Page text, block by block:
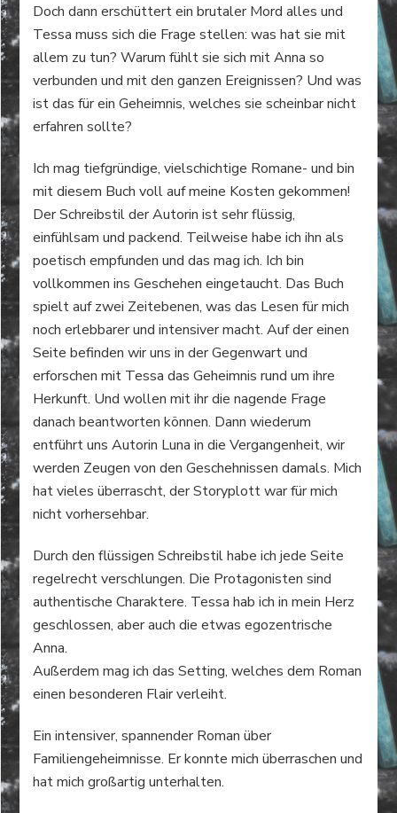
Doch dann erschüttert ein brutaler Mord alles und
Tessa muss sich die Frage stellen: was hat sie mit
allem zu tun? Warum fühlt sie sich mit Anna so
verbunden und mit den ganzen Ereignissen? Und was
ist das für ein Geheimnis, welches sie scheinbar nicht
erfahren sollte?
Ich mag tiefgründige, vielschichtige Romane- und bin
mit diesem Buch voll auf meine Kosten gekommen!
Der Schreibstil der Autorin ist sehr flüssig,
einfühlsam und packend. Teilweise habe ich ihn als
poetisch empfunden und das mag ich. Ich bin
vollkommen ins Geschehen eingetaucht. Das Buch
spielt auf zwei Zeitebenen, was das Lesen für mich
noch erlebbarer und intensiver macht. Auf der einen
Seite befinden wir uns in der Gegenwart und
erforschen mit Tessa das Geheimnis rund um ihre
Herkunft. Und wollen mit ihr die nagende Frage
danach beantworten können. Dann wiederum
entführt uns Autorin Luna in die Vergangenheit, wir
werden Zeugen von den Geschehnissen damals. Mich
hat vieles überrascht, der Storyplott war für mich
nicht vorhersehbar.
Durch den flüssigen Schreibstil habe ich jede Seite
regelrecht verschlungen. Die Protagonisten sind
authentische Charaktere. Tessa hab ich in mein Herz
geschlossen, aber auch die etwas egozentrische
Anna.
Außerdem mag ich das Setting, welches dem Roman
einen besonderen Flair verleiht.
Ein intensiver, spannender Roman über
Familiengeheimnisse. Er konnte mich überraschen und
hat mich großartig unterhalten.